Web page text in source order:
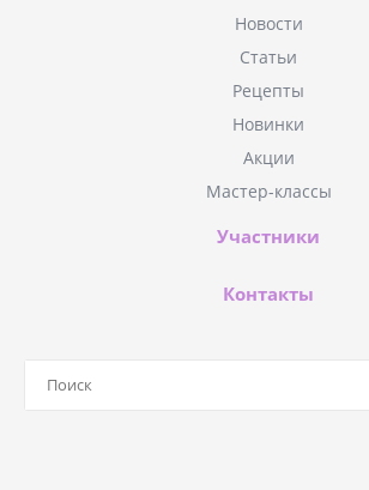
Новости
Статьи
Рецепты
Новинки
Акции
Мастер-классы
Участники
Контакты